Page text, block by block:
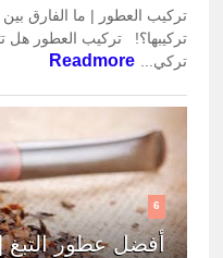
تركيب العطور | ما الفارق بين
تركيبها؟! تركيب العطور هل
تركي... Readmore
6
أفضل عطور التبغ